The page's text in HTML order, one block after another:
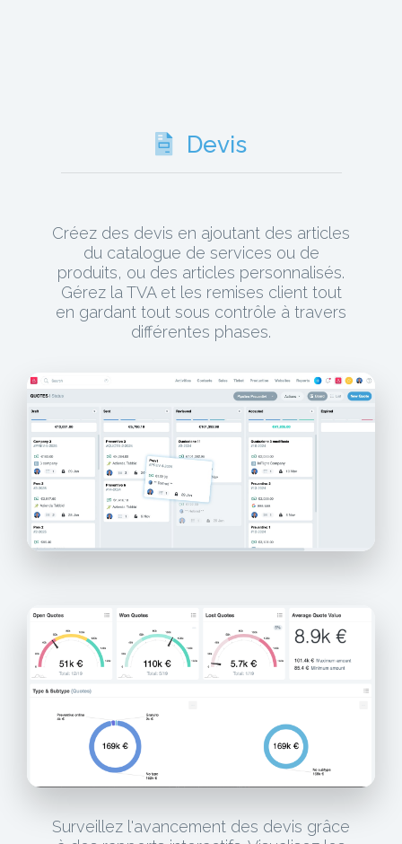
Devis
Créez des devis en ajoutant des articles
du catalogue de services ou de
produits, ou des articles personnalisés.
Gérez la TVA et les remises client tout
en gardant tout sous contrôle à travers
différentes phases.
Surveillez l'avancement des devis grâce